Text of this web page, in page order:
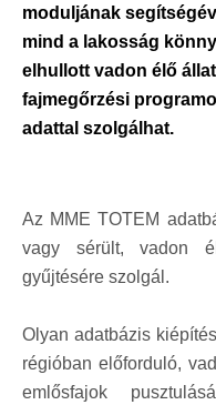
moduljának
mind a lakosság
elhullott vadon élő
fajmegőrzési
adattal szolgálhat.
Az MME TOTEM
vagy sérült, vadon
gyűjtésére szolgál.
Olyan adatbázis
régióban előforduló,
emlősfajok